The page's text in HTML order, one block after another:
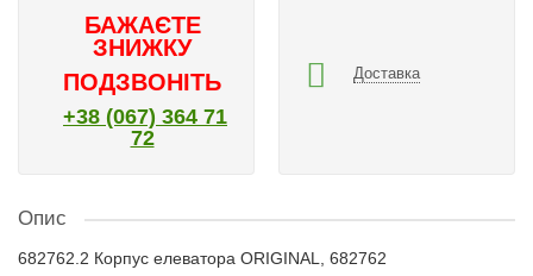
БАЖАЄТЕ
ЗНИЖКУ
ПОДЗВОНІТЬ
+38 (067) 364 71
72
Доставка
Опис
682762.2 Корпус елеватора ORIGINAL, 682762